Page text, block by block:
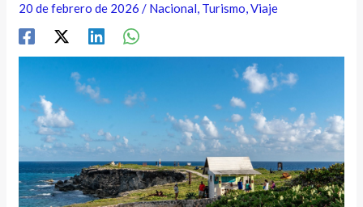
20 de febrero de 2026/ Nacional, Turismo,Viaje